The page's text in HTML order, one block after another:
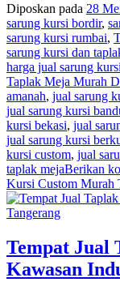
Diposkan pada 28
sarung kursi bordir,
sarung kursi rumbai,
sarung kursi dan
harga jual sarung kursi
Taplak Meja Murah
amanah, jual sarung
jual sarung kursi
kursi bekasi, jual
jual sarung kursi
kursi custom, jual
taplak mejaBerikan
Kursi Custom Murah
Tempat Jual
Kawasan